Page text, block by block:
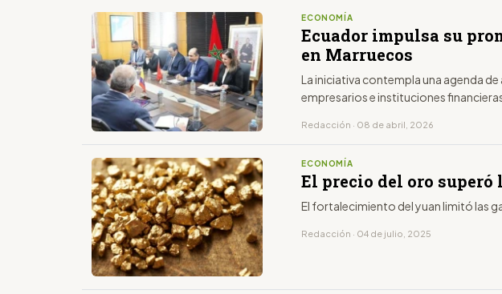
ECONOMÍA
Ecuador impulsa su
en Marruecos
La iniciativa contempla una agenda de actividades
empresarios e instituciones
Redacción · 08 de abril, 2026
ECONOMÍA
El precio del oro superó
El fortalecimiento del yuan limitó las
Redacción · 04 de julio, 2025